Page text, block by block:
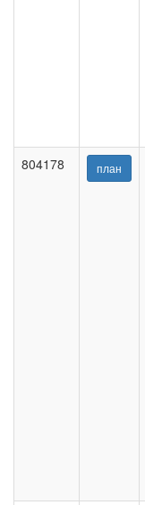
804178
план